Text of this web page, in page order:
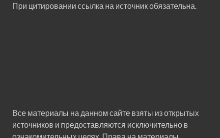
При цитировании ссылка на источник обязательна.
Все материалы на данном сайте взяты из открытых
источников и предоставляются исключительно в